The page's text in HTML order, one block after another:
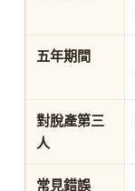
五年期間
對脫產第三
人
常見錯誤